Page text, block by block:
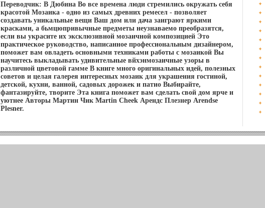
Переводчик: В Дюбина Во все времена люди стремились окружать себя
красотой Мозаика - одно из самых древних ремесел - позволяет
создавать уникальные вещи Ваш дом или дача заиграют яркими
красками, а бьмцюпривычные предметы неузнаваемо преобразятся,
если вы украсите их эксклюзивной мозаичной композицией Это
практическое руководство, написанное профессиональным дизайнером,
поможет вам овладеть основными техниками работы с мозаикой Вы
научитесь выкладывать удивительные вйхэнмозаичные узоры в
различной цветовой гамме В книге много оригинальных идей, полезных
советов и целая галерея интересных мозаик для украшения гостиной,
детской, кухни, ванной, садовых дорожек и патио Выбирайте,
фантазируйте, творите Эта книга поможет вам сделать свой дом ярче и
уютнее Авторы Мартин Чик Martin Cheek Арендс Плезнер Arendse
Plesner.